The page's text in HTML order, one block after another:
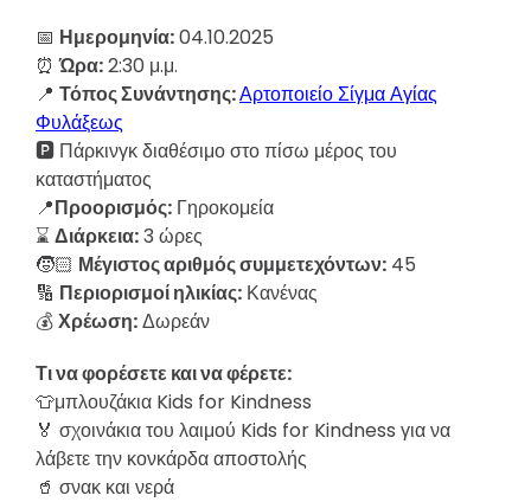
📅 Ημερομηνία:04.10.2025
⏰Ώρα:2:30 μ.μ.
📍 Τόπος Συνάντησης:Αρτοποιείο Σίγμα Αγίας
Φυλάξεως
🅿️ Πάρκινγκ διαθέσιμο στο πίσω μέρος του
καταστήματος
📍Προορισμός: Γηροκομεία
⌛️ Διάρκεια:3 ώρες
🧒🏻 Μέγιστος αριθμός συμμετεχόντων: 45
🔢 Περιορισμοί ηλικίας: Κανένας
💰Χρέωση:Δωρεάν
Τι να φορέσετε και να φέρετε:
👕μπλουζάκια Kids for Kindness
🏅 σχοινάκια του λαιμού Kids for Kindness για να
λάβετε την κονκάρδα αποστολής
🥤 σνακ και νερά